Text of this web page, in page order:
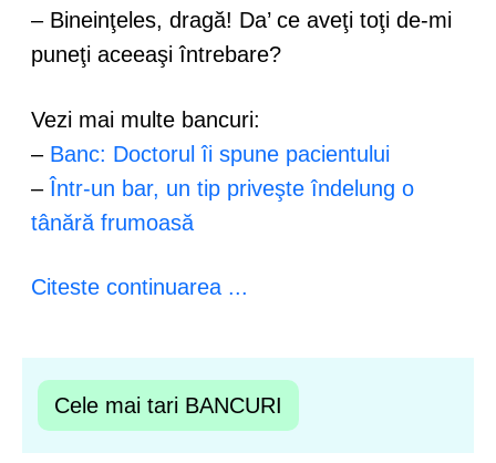
– Bineinţeles, dragă! Da’ ce aveţi toţi de-mi
puneţi aceeaşi întrebare?
Vezi mai multe bancuri:
– Banc: Doctorul îi spune pacientului
–Într-un bar, un tip priveşte îndelung o
tânără frumoasă
Citeste continuarea ...
Cele mai tari BANCURI